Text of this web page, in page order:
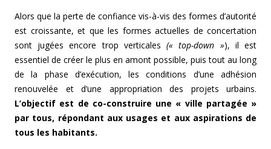
Alors que la perte de confiance vis-à-vis des formes d’autorité
est croissante, et que les formes actuelles de concertation
sont jugées encore trop verticales(« top-down »), il est
essentiel de créer le plus en amont possible, puis tout au long
de la phase d’exécution, les conditions d’une adhésion
renouvelée et d’une appropriation des projets urbains.
L’objectif est de co-construire une « ville partagée »
par tous, répondant aux usages et aux aspirations de
tous les habitants.